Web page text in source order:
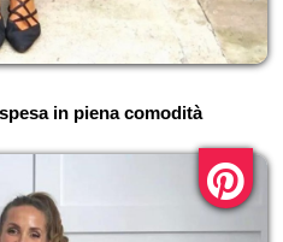
in piena comodità